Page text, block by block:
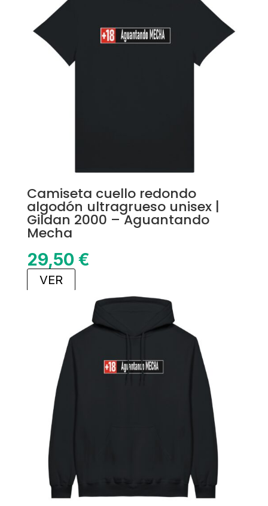
Camiseta cuello redondo
algodón ultragrueso unisex |
Gildan 2000 – Aguantando
Mecha
29,50 €
VER